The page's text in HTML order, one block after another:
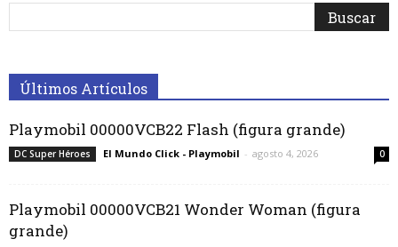
Últimos Artículos
Playmobil 00000VCB22 Flash (figura grande)
DC Super Héroes El Mundo Click - Playmobil - agosto 4, 2026 0
Playmobil 00000VCB21 Wonder Woman (figura
grande)